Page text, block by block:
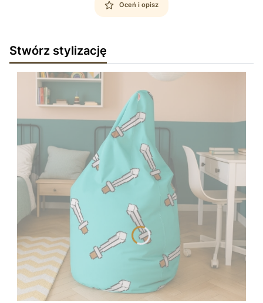
Oceń i opisz
Stwórz stylizację